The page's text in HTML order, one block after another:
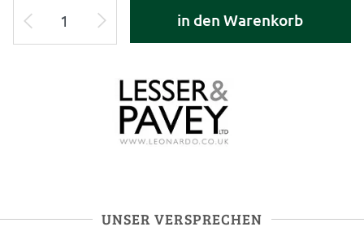
in den Warenkorb
UNSER VERSPRECHEN